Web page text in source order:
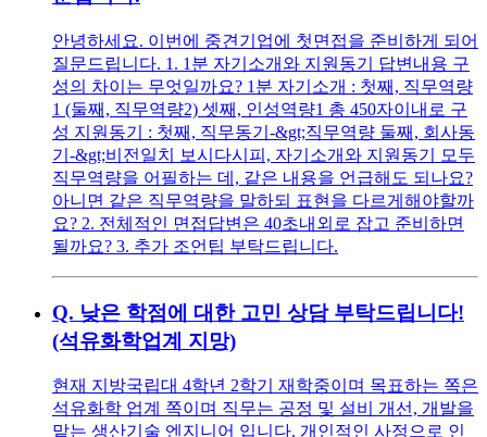
안녕하세요. 이번에 중견기업에 첫면접을 준비하게 되어
질문드립니다. 1. 1분 자기소개와 지원동기 답변내용 구
성의 차이는 무엇일까요? 1분 자기소개 : 첫째, 직무역량
1 (둘째, 직무역량2) 셋째, 인성역량1 총 450자이내로 구
성 지원동기 : 첫째, 직무동기-&gt;직무역량 둘째, 회사동
기-&gt;비전일치 보시다시피, 자기소개와 지원동기 모두
직무역량을 어필하는 데, 같은 내용을 언급해도 되나요?
아니면 같은 직무역량을 말하되 표현을 다르게해야할까
요? 2. 전체적인 면접답변은 40초내외로 잡고 준비하면
될까요? 3. 추가 조언팁 부탁드립니다.
Q. 낮은 학점에 대한 고민 상담 부탁드립니다!
(석유화학업계 지망)
현재 지방국립대 4학년 2학기 재학중이며 목표하는 쪽은
석유화학 업계 쪽이며 직무는 공정 및 설비 개선, 개발을
맡는 생산기술 엔지니어 입니다. 개인적인 사정으로 인